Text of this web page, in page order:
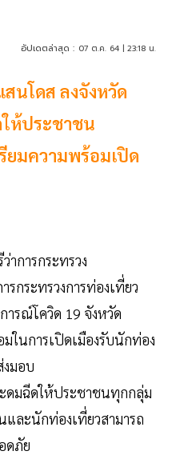
อัปเดตล่าสุด : 07 ต.ค. 64 | 23:18 น.
นโดส ลงจังหวัด
ให้ประชาชน
ยมความพร้อมเปิด
าการกระทรวง
กระทรวงการท่องเที่ยว
รณ์โควิด 19 จังหวัด
ในการเปิดเมืองรับนักท่อง
งมอบ
ดมฉีดให้ประชาชนทุกกลุ่ม
ละนักท่องเที่ยวสามารถ
ดภัย